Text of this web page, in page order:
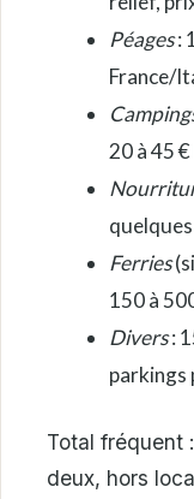
Péages:
France/
20 à 45
Ferries
150 à
Divers:
parkings
Total fréquent
deux, hors